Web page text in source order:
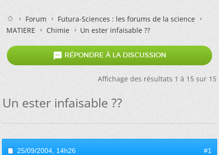
Forum
Futura-Sciences : les forums de la science
MATIERE
Chimie Un ester infaisable ??
 RÉPONDRE À LA DISCUSSION
Affichage des résultats 1 à 15 sur 15
Un ester infaisable ??
25/09/2004, 14h26 #1